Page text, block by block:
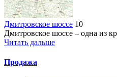
Дмитровское шоссе 10
Дмитровское шоссе – одна из
Читать дальше
Продажа